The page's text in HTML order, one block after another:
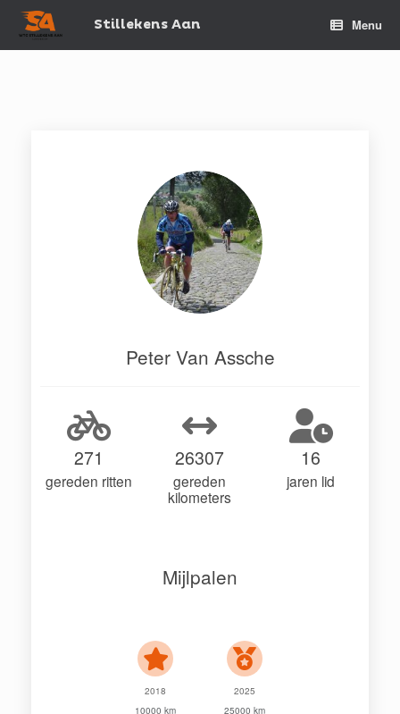
Spring
Stillekens Aan Menu
Peter Van Assche
271
gereden ritten
26307
gereden
kilometers
16
jaren lid
Mijlpalen
2018
10000 km
2025
25000 km